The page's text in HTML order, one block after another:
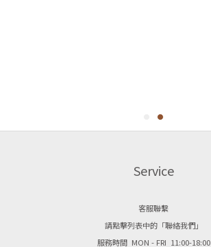
Service
客服聯繫
請點擊列表中的「聯絡我們」
服務時間 MON - FRI 11:00-18:00